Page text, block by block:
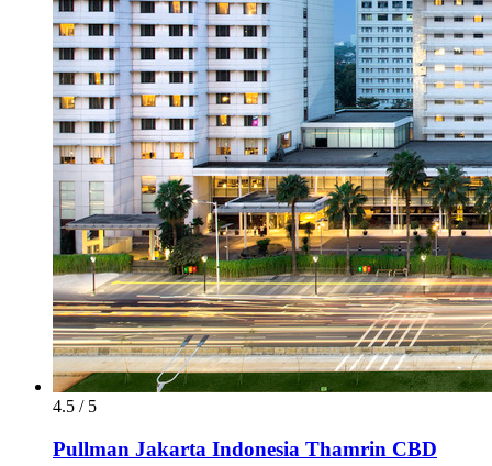
4.5 / 5
Pullman Jakarta Indonesia Thamrin CBD